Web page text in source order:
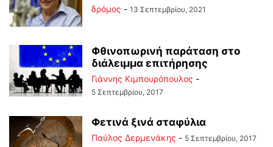
δρόμος - 13 Σεπτεμβρίου, 2021
Φθινοπωρινή παράταση στο
διάλειμμα επιτήρησης
Γιάννης Κιμπουρόπουλος -
5 Σεπτεμβρίου, 2017
Φετινά ξινά σταφύλια
Παύλος Δερμενάκης - 5 Σεπτεμβρίου, 2017